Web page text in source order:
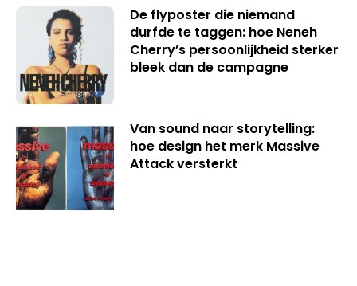
De flyposter die niemand
durfde te taggen: hoe Neneh
Cherry’s persoonlijkheid sterker
bleek dan de campagne
Van sound naar storytelling:
hoe design het merk Massive
Attack versterkt